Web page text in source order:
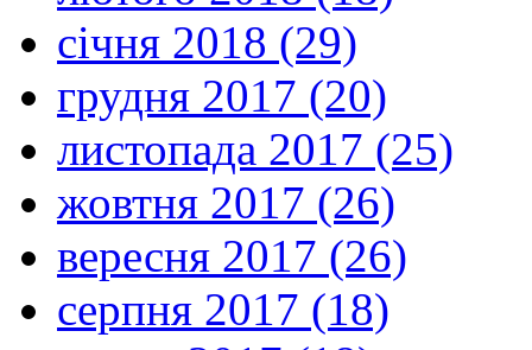
січня 2018 (29)
грудня 2017 (20)
листопада 2017 (25)
жовтня 2017 (26)
вересня 2017 (26)
серпня 2017 (18)